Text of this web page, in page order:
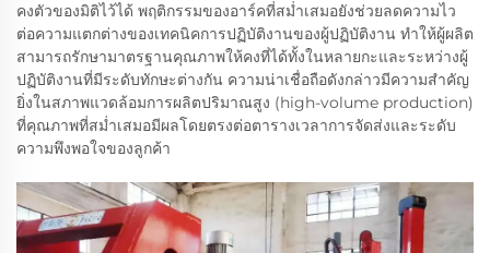
คงตัวของมิติไว้ได้ พฤติกรรมของอาร์คที่สม่ำเสมอยังช่วยลดความไว
ต่อความแตกต่างของเทคนิคการปฏิบัติงานของผู้ปฏิบัติงาน ทำให้ผู้ผลิต
สามารถรักษามาตรฐานคุณภาพให้คงที่ได้ทั้งในหลายกะและระหว่างผู้
ปฏิบัติงานที่มีระดับทักษะต่างกัน ความน่าเชื่อถือดังกล่าวมีความสำคัญ
ยิ่งในสภาพแวดล้อมการผลิตปริมาณสูง (high-volume production)
ที่คุณภาพที่สม่ำเสมอมีผลโดยตรงต่อตารางเวลาการจัดส่งและระดับ
ความพึงพอใจของลูกค้า